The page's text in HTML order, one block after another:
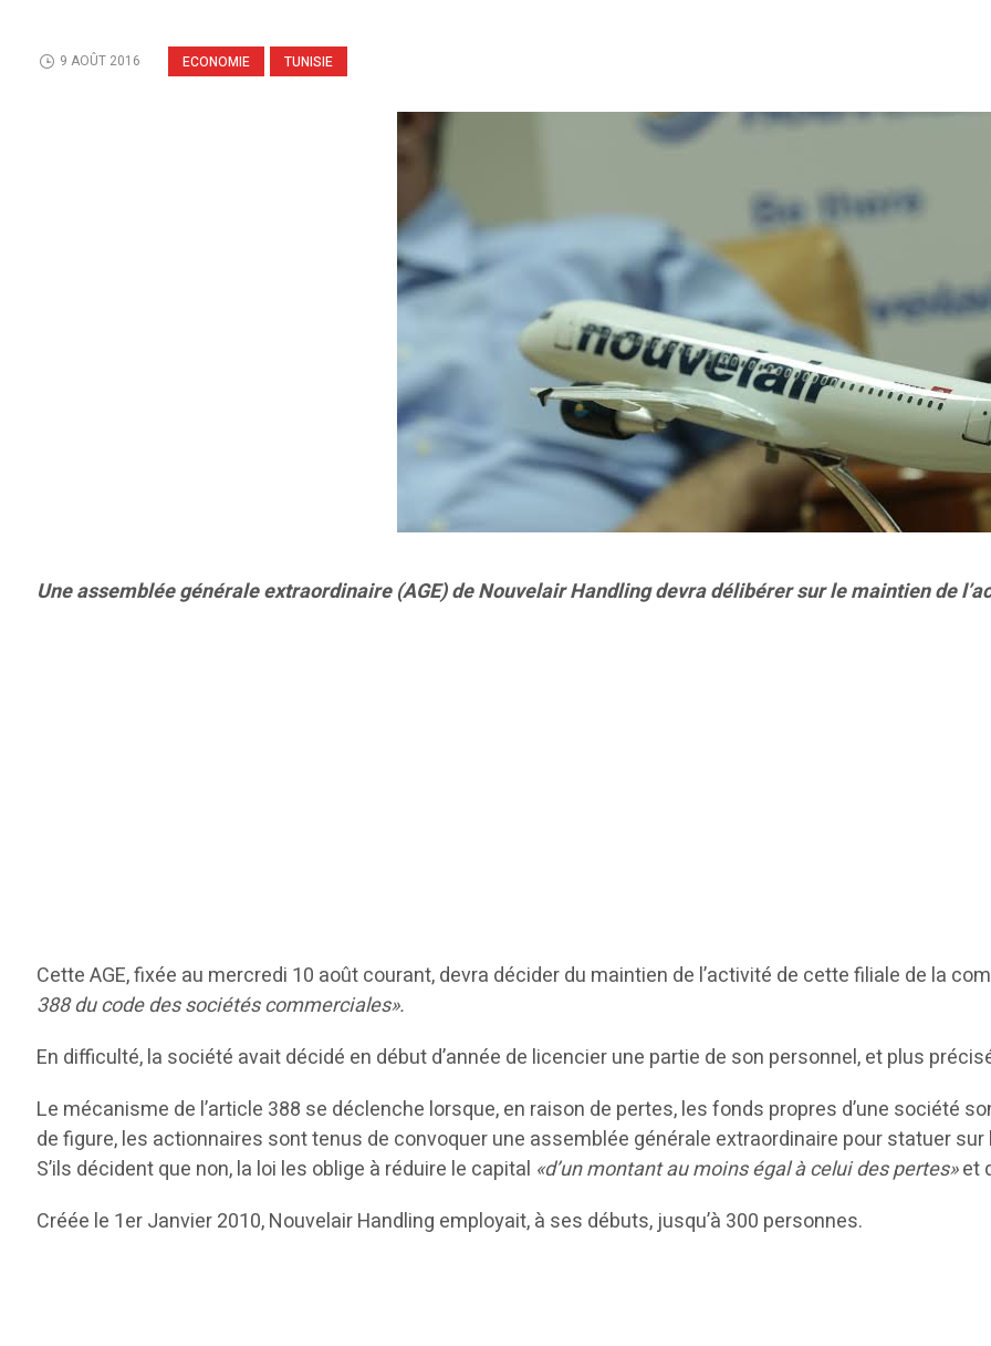
ECONOMIE TUNISIE
9 AOÛT 2016
Une assemblée générale extraordinaire (AGE) de Nouvelair Handling devra délibérer sur le maintien de
Cette AGE, fixée au mercredi 10 août courant, devra décider du maintien de l’activité de cette filiale de la
388 du code des sociétés commerciales».
En difficulté, la société avait décidé en début d’année de licencier une partie de son personnel, et plus
Le mécanisme de l’article 388 se déclenche lorsque, en raison de pertes, les fonds propres d’une société
de figure, les actionnaires sont tenus de convoquer une assemblée générale extraordinaire pour statuer
S’ils décident que non, la loi les oblige à réduire le capital «d’un montant au moins égal à celui des pertes»et
Créée le 1er Janvier 2010, Nouvelair Handling employait, à ses débuts, jusqu’à 300 personnes.